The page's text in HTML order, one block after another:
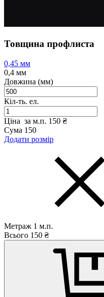
Товщина профлиста
0,45 мм
0,4 мм
Довжина (мм)
Кіл-ть. ел.
Ціна за м.п. 150 ₴
Сума 150
Додати розмір
Метраж 1 м.п.
Всього 150 ₴